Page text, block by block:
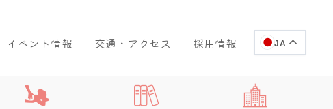
イベント情報 交通・アクセス 採用情報 JA